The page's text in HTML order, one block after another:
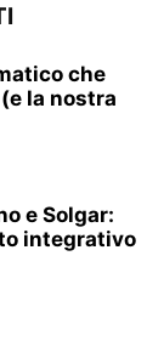
che
la nostra
e Solgar:
integrativo